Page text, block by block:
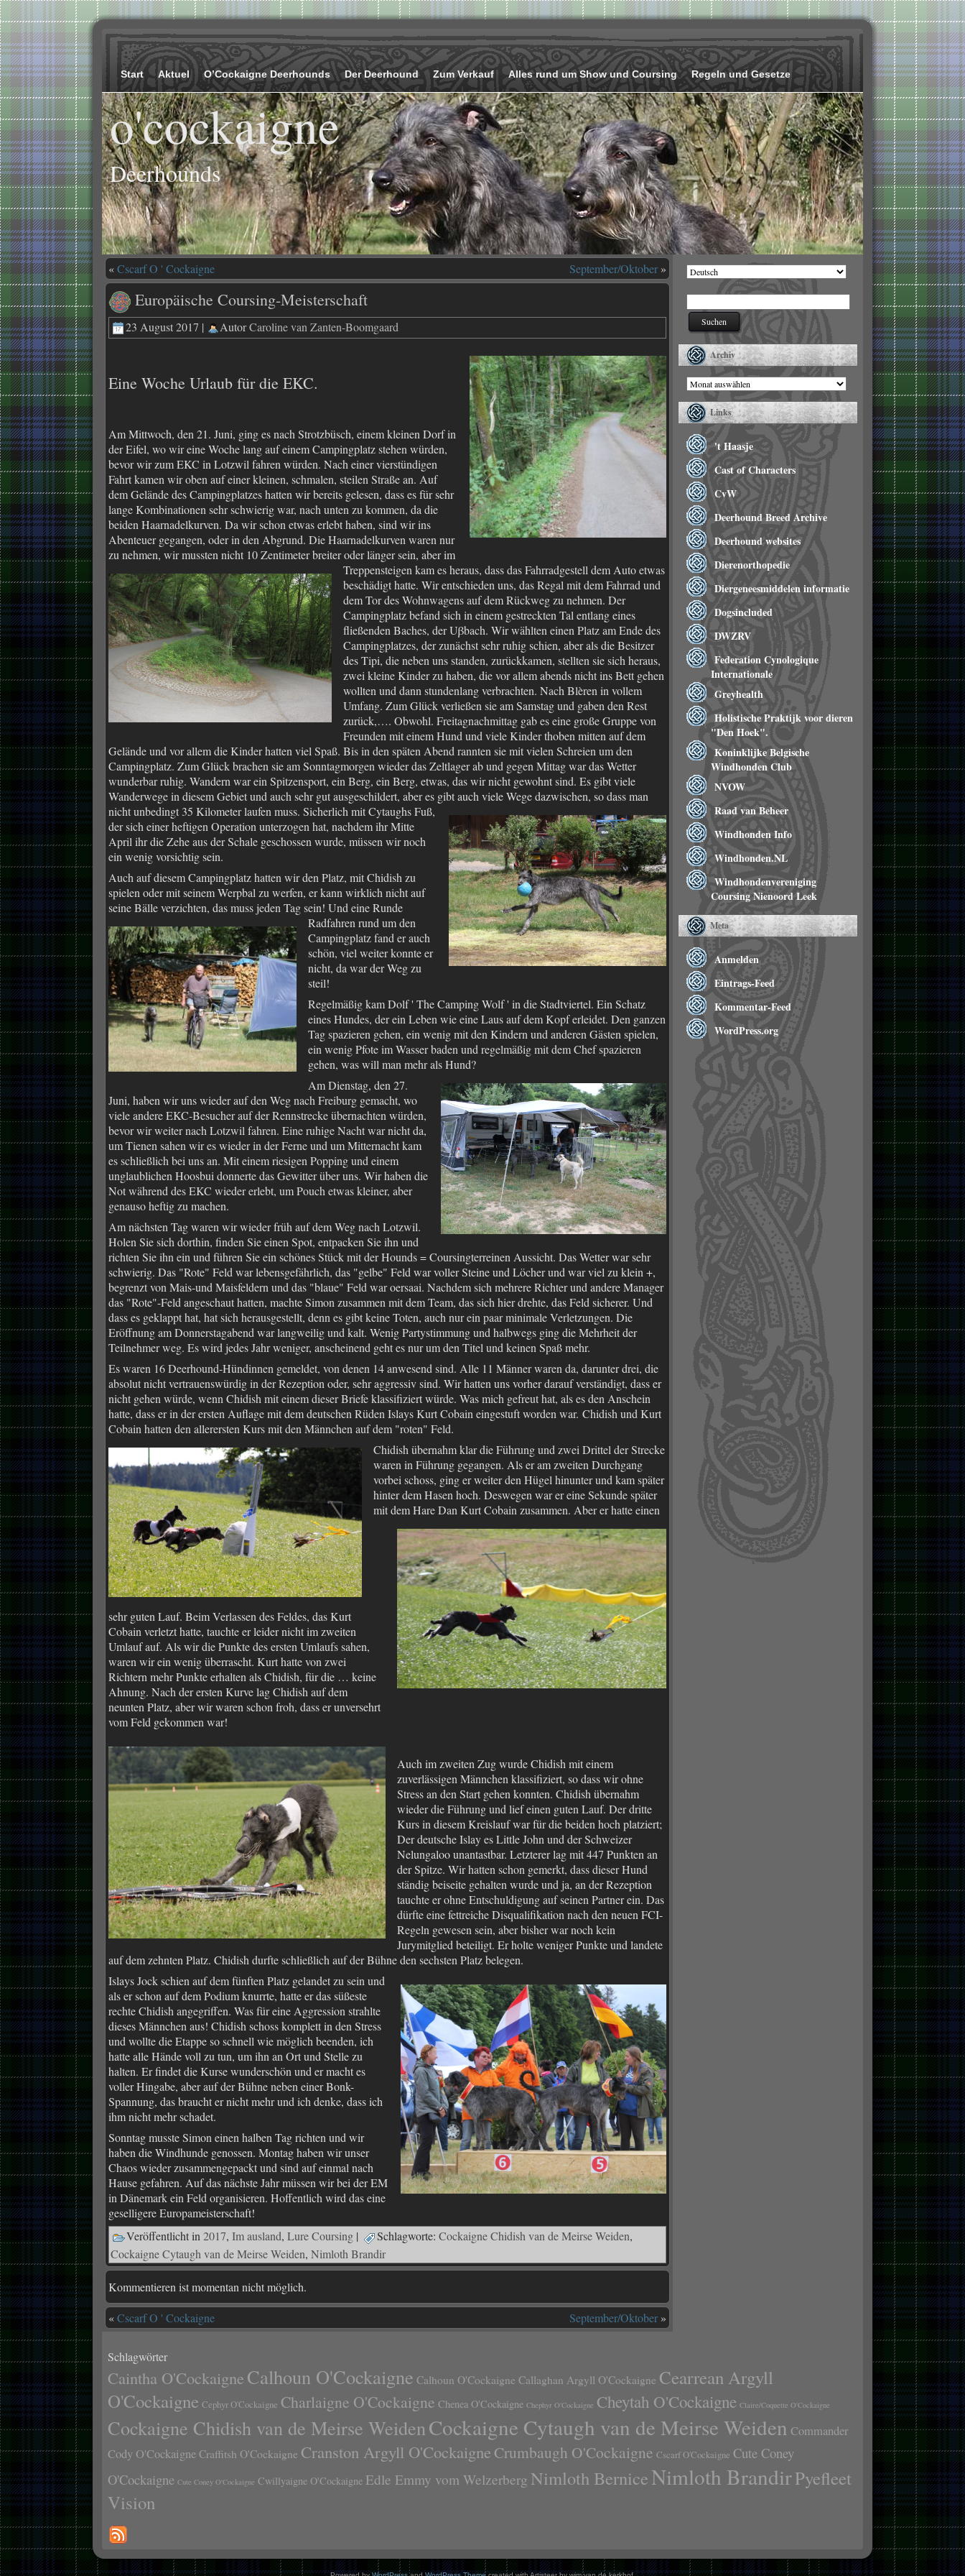
Start Aktuel O’Cockaigne Deerhounds Der Deerhound Zum Verkauf Alles rund um Show und Coursing Regeln und Gesetze
o'cockaigne
Deerhounds
«Cscarf O ' Cockaigne September/Oktober »
Europäische Coursing-Meisterschaft
23 August 2017 | AutorCaroline van Zanten-Boomgaard
Eine Woche Urlaub für die EKC.
Am Mittwoch, den 21. Juni, ging es nach Strotzbüsch, einem kleinen Dorf in
der Eifel, wo wir eine Woche lang auf einem Campingplatz stehen würden,
bevor wir zum EKC in Lotzwil fahren würden. Nach einer vierstündigen
Fahrt kamen wir oben auf einer kleinen, schmalen, steilen Straße an. Auf
dem Gelände des Campingplatzes hatten wir bereits gelesen, dass es für sehr
lange Kombinationen sehr schwierig war, nach unten zu kommen, da die
beiden Haarnadelkurven. Da wir schon etwas erlebt haben, sind wir ins
Abenteuer gegangen, oder in den Abgrund. Die Haarnadelkurven waren nur
zu nehmen, wir mussten nicht 10 Zentimeter breiter oder länger sein, aber im
Treppensteigen kames heraus, dass das Fahrradgestell dem Auto etwas
beschädigt hatte. Wir entschieden uns, das Regal mit dem Fahrrad und
dem Tor des Wohnwagens auf dem Rückweg zu nehmen. Der
Campingplatz befand sich in einem gestreckten Tal entlang eines
fließenden Baches, der Uβbach. Wir wählten einen Platz am Ende des
Campingplatzes, der zunächst sehr ruhig schien, aber als die Besitzer
des Tipi, die neben uns standen, zurückkamen, stellten sie sich heraus,
zwei kleine Kinder zu haben, die vor allem abends nicht ins Bett gehen
wollten und dann stundenlang verbrachten. Nach Blèren in vollem
Umfang. Zum Glück verließen sie am Samstag und gaben den Rest
zurück,…. Obwohl. Freitagnachmittag gab es eine große Gruppe von
Freunden mit einem Hund und viele Kinder thoben mitten auf dem
Gelände und vor allem die Kinder hatten viel Spaß. Bis in den späten Abend rannten sie mit vielen Schreien um den
Campingplatz. Zum Glück brachen sie am Sonntagmorgen wieder das Zeltlager ab und gegen Mittag war das Wetter
wunderbar ruhig. Wandern war ein Spitzensport, ein Berg, ein Berg, etwas, das wir nicht gewohnt sind. Es gibt viele
Wanderwege in diesem Gebiet und auch sehr gut ausgeschildert, aber es gibt auch viele Wege dazwischen, so dass man
nicht unbedingt 35 Kilometer laufen muss. Sicherlich mit Cytaughs Fuß,
der sich einer heftigen Operation unterzogen hat, nachdem ihr Mitte
April ihr die Zehe aus der Schale geschossen wurde, müssen wir noch
ein wenig vorsichtig sein.
Auch auf diesem Campingplatz hatten wir den Platz, mit Chidish zu
spielen oder mit seinem Werpbal zu werfen, er kann wirklich nicht auf
seine Bälle verzichten, das muss jeden Tag sein! Und eine Runde
Radfahren rund umden
Campingplatz fand er auch
schön, viel weiter konnte er
nicht, da war der Weg zu
steil!
Regelmäßig kam Dolf ' The Camping Wolf ' in die Stadtviertel. Ein Schatz
eines Hundes, der ein Leben wie eine Laus auf dem Kopf erleidet. Den ganzen
Tag spazieren gehen, ein wenig mit den Kindern und anderen Gästen spielen,
ein wenig Pfote im Wasser baden und regelmäßig mit dem Chef spazieren
gehen, was will man mehr als Hund?
Am Dienstag, den 27.
Juni, haben wir uns wieder auf den Weg nach Freiburg gemacht, wo
viele andere EKC-Besucher auf der Rennstrecke übernachten würden,
bevor wir weiter nach Lotzwil fahren. Eine ruhige Nacht war nicht da,
um Tienen sahen wir es wieder in der Ferne und um Mitternacht kam
es schließlich bei uns an. Mit einem riesigen Popping und einem
unglaublichen Hoosbui donnerte das Gewitter über uns. Wir haben die
Not während des EKC wieder erlebt, um Pouch etwas kleiner, aber
genauso heftig zu machen.
Am nächsten Tag waren wir wieder früh auf dem Weg nach Lotzwil.
Holen Sie sich dorthin, finden Sie einen Spot, entpacken Sie ihn und
richten Sie ihn ein und führen Sie ein schönes Stück mit der Hounds = Coursingterreinen Aussicht. Das Wetter war sehr
schwierig. Das "Rote" Feld war lebensgefährlich, das "gelbe" Feld war voller Steine und Löcher und war viel zu klein +,
begrenzt von Mais-und Maisfeldern und das "blaue" Feld war oersaai. Nachdem sich mehrere Richter und andere Manager
das "Rote"-Feld angeschaut hatten, machte Simon zusammen mit dem Team, das sich hier drehte, das Feld sicherer. Und
dass es geklappt hat, hat sich herausgestellt, denn es gibt keine Toten, auch nur ein paar minimale Verletzungen. Die
Eröffnung am Donnerstagabend war langweilig und kalt. Wenig Partystimmung und halbwegs ging die Mehrheit der
Teilnehmer weg. Es wird jedes Jahr weniger, anscheinend geht es nur um den Titel und keinen Spaß mehr.
Es waren 16 Deerhound-Hündinnen gemeldet, von denen 14 anwesend sind. Alle 11 Männer waren da, darunter drei, die
absolut nicht vertrauenswürdig in der Rezeption oder, sehr aggressiv sind. Wir hatten uns vorher darauf verständigt, dass er
nicht gehen würde, wenn Chidish mit einem dieser Briefe klassifiziert würde. Was mich gefreut hat, als es den Anschein
hatte, dass er in der ersten Auflage mit dem deutschen Rüden Islays Kurt Cobain eingestuft worden war. Chidish und Kurt
Cobain hatten den allerersten Kurs mit den Männchen auf dem "roten" Feld.
Chidish übernahm klar die Führung und zwei Drittel der Strecke
waren in Führung gegangen. Als er am zweiten Durchgang
vorbei schoss, ging er weiter den Hügel hinunter und kam später
hinter dem Hasen hoch. Deswegen war er eine Sekunde später
mit dem Hare Dan Kurt Cobainzusammen. Aber er hatte einen
sehr guten Lauf. Beim Verlassen des Feldes, das Kurt
Cobain verletzt hatte, tauchte er leider nicht im zweiten
Umlauf auf. Als wir die Punkte des ersten Umlaufs sahen,
waren wir ein wenig überrascht. Kurt hatte von zwei
Richtern mehr Punkte erhalten als Chidish, für die … keine
Ahnung. Nach der ersten Kurve lag Chidish auf dem
neunten Platz, aber wir waren schon froh, dass er unversehrt
vom Feld gekommen war!
Auch im zweiten Zug wurde Chidish mit einem
zuverlässigen Männchen klassifiziert, so dass wir ohne
Stress an den Start gehen konnten. Chidish übernahm
wieder die Führung und lief einen guten Lauf. Der dritte
Kurs in diesem Kreislauf war für die beiden hoch platziert;
Der deutsche Islay es Little John und der Schweizer
Nelungaloo unantastbar. Letzterer lag mit 447 Punkten an
der Spitze. Wir hatten schon gemerkt, dass dieser Hund
ständig beiseite gehalten wurde und ja, an der Rezeption
tauchte er ohne Entschuldigung auf seinen Partner ein. Das
dürfte eine fettreiche Disqualifikation nach den neuen FCI-
Regeln gewesen sein, aber bisher war noch kein
Jurymitglied beteiligt. Er holte weniger Punkte und landete
auf dem zehnten Platz. Chidish durfte schließlich auf der Bühne den sechsten Platz belegen.
Islays Jock schien auf dem fünften Platz gelandet zu sein und
als er schon auf dem Podium knurrte, hatte er das süßeste
rechte Chidish angegriffen. Was für eine Aggression strahlte
dieses Männchen aus! Chidish schoss komplett in den Stress
und wollte die Etappe so schnell wie möglich beenden, ich
hatte alle Hände voll zu tun, um ihn an Ort und Stelle zu
halten. Er findet die Kurse wunderschön und er macht es
voller Hingabe, aber auf der Bühne neben einer Bonk-
Spannung, das braucht er nicht mehr und ich denke, dass ich
ihm nicht mehr schadet.
Sonntag musste Simon einen halben Tag richten und wir
haben die Windhunde genossen. Montag haben wir unser
Chaos wieder zusammengepackt und sind auf einmal nach
Hause gefahren. Auf das nächste Jahr müssen wir bei der EM
in Dänemark ein Feld organisieren. Hoffentlich wird das eine
geselligere Europameisterschaft!
Veröffentlicht in2017, Im ausland, Lure Coursing | Schlagworte: Cockaigne Chidish van de Meirse Weiden,
Cockaigne Cytaugh van de Meirse Weiden, Nimloth Brandir
Kommentieren ist momentan nicht möglich.
«Cscarf O ' Cockaigne September/Oktober »
Sprache
Archiv
Archiv
Links
't Haasje
Cast of Characters
CvW
Deerhound Breed Archive
Deerhound websites
Dierenorthopedie
Diergeneesmiddelen informatie
Dogsincluded
DWZRV
Federation Cynologique
Internationale
Greyhealth
Holistische Praktijk voor dieren
"Den Hoek".
Koninklijke Belgische
Windhonden Club
NVOW
Raad van Beheer
Windhonden Info
Windhonden.NL
Windhondenvereniging
Coursing Nienoord Leek
Meta
Anmelden
Eintrags-Feed
Kommentar-Feed
WordPress.org
Schlagwörter
Caintha O'Cockaigne Calhoun O'Cockaigne Calhoun O'Cockaigne Callaghan Argyll O'Cockaigne Cearrean Argyll
O'Cockaigne Cephyr O'Cockaigne Charlaigne O'Cockaigne Chenea O'Cockaigne Chephyr O'Cockaigne Cheytah O'Cockaigne Claire/Coquette O'Cockaigne
Cockaigne Chidish van de Meirse WeidenCockaigne Cytaugh van de Meirse Weiden Commander
Cody O'Cockaigne Craffitsh O'Cockaigne Cranston Argyll O'Cockaigne Crumbaugh O'Cockaigne Cscarf O'Cockaigne Cute Coney
O'Cockaigne Cute Coney O'Cockaigne Cwillyaigne O'Cockaigne Edle Emmy vom Welzerberg Nimloth BerniceNimloth BrandirPyefleet
Vision